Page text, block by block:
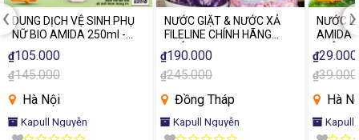
DUNG DỊCH VỆ SINH PHỤ
NỮ BIO AMIDA 250ml -
SẠCH NHẸ DỊU, TỰ TIN
MỖI NGÀY
₫105.000
₫145.000
Hà Nội
Kapull Nguyễn
NƯỚC GIẶT & NƯỚC XẢ
FILELINE CHÍNH HÃNG
THÁI LAN
₫190.000
₫245.000
Đồng Tháp
Kapull Nguyễn
NƯỚC
AMIDA -
KHÔNG
₫29.000
₫39.000
Hà
Kapull
‹ ›